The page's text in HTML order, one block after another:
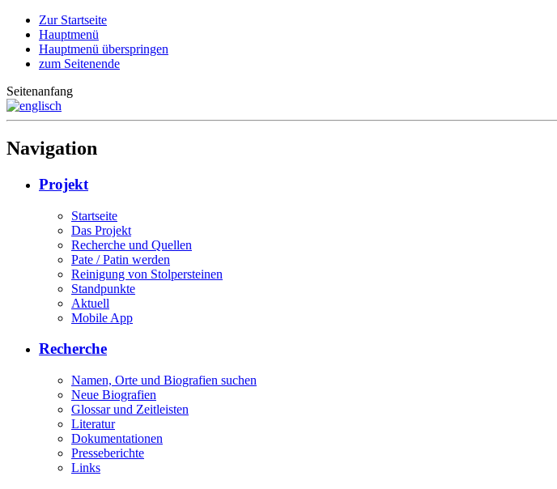
Zur Startseite
Hauptmenü
Hauptmenü überspringen
zum Seitenende
Seitenanfang
Navigation
Projekt
Startseite
Das Projekt
Recherche und Quellen
Pate / Patin werden
Reinigung von Stolpersteinen
Standpunkte
Aktuell
Mobile App
Recherche
Namen, Orte und Biografien suchen
Neue Biografien
Glossar und Zeitleisten
Literatur
Dokumentationen
Presseberichte
Links